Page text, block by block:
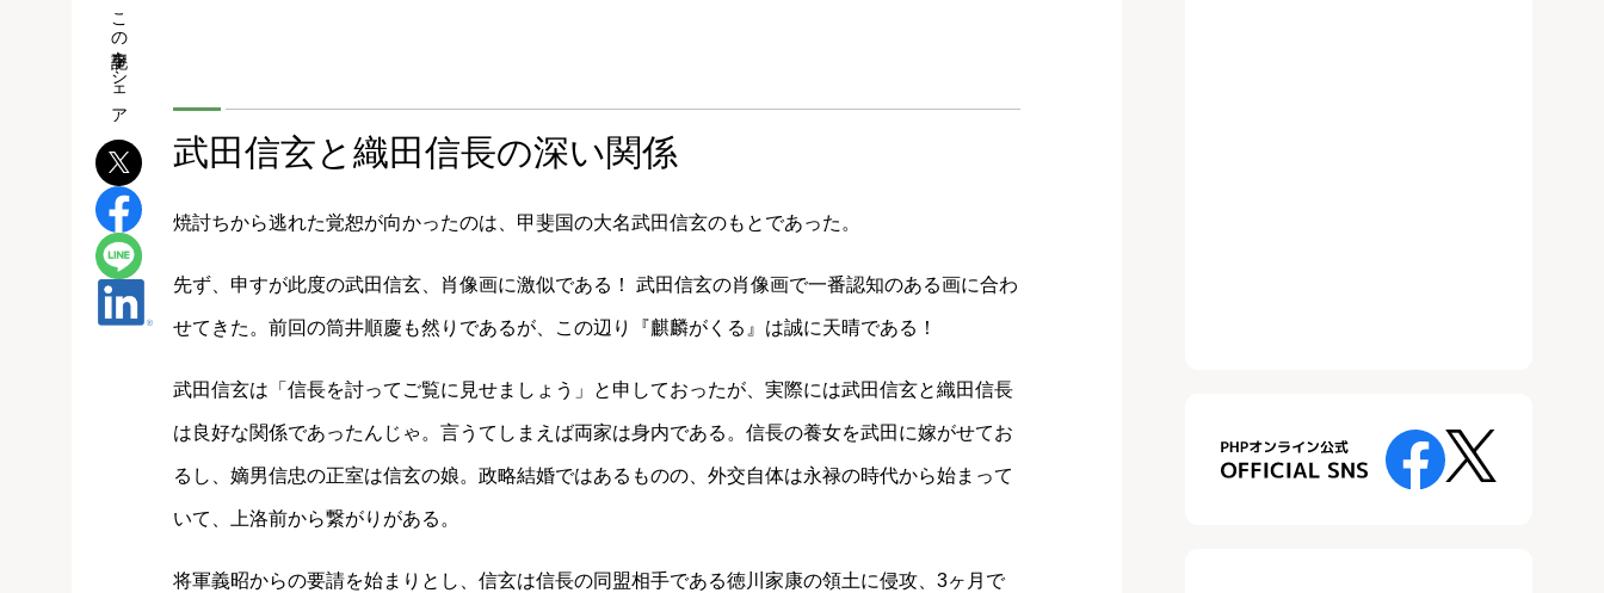
武田信玄と織田信長の深い関係
焼討ちから逃れた覚恕が向かったのは、甲斐国の大名武田信玄のもとであった。
先ず、申すが此度の武田信玄、肖像画に激似である！ 武田信玄の肖像画で一番認知のある画に合わ
せてきた。前回の筒井順慶も然りであるが、この辺り『麒麟がくる』は誠に天晴である！
武田信玄は「信長を討ってご覧に見せましょう」と申しておったが、実際には武田信玄と織田信長
は良好な関係であったんじゃ。言うてしまえば両家は身内である。信長の養女を武田に嫁がせてお
るし、嫡男信忠の正室は信玄の娘。政略結婚ではあるものの、外交自体は永禄の時代から始まって
いて、上洛前から繋がりがある。
将軍義昭からの要請を始まりとし、信玄は信長の同盟相手である徳川家康の領土に侵攻、3ヶ月で
この記事をシェア